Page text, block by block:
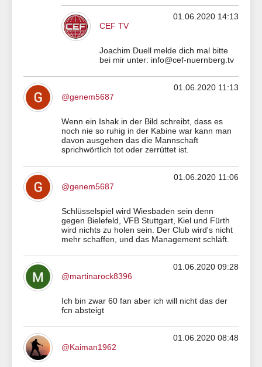
01.06.2020 14:13
CEF TV
Joachim Duell melde dich mal bitte
bei mir unter: info@cef-nuernberg.tv
01.06.2020 11:13
@genem5687
Wenn ein Ishak in der Bild schreibt, dass es
noch nie so ruhig in der Kabine war kann man
davon ausgehen das die Mannschaft
sprichwörtlich tot oder zerrüttet ist.
01.06.2020 11:06
@genem5687
Schlüsselspiel wird Wiesbaden sein denn
gegen Bielefeld, VFB Stuttgart, Kiel und Fürth
wird nichts zu holen sein. Der Club wird's nicht
mehr schaffen, und das Management schläft.
01.06.2020 09:28
@martinarock8396
Ich bin zwar 60 fan aber ich will nicht das der
fcn absteigt
01.06.2020 08:48
@Kaiman1962